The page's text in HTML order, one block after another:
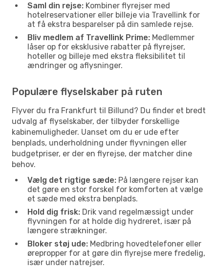
Saml din rejse: Kombiner flyrejser med
hotelreservationer eller billeje via Travellink for
at få ekstra besparelser på din samlede rejse.
Bliv medlem af Travellink Prime: Medlemmer
låser op for eksklusive rabatter på flyrejser,
hoteller og billeje med ekstra fleksibilitet til
ændringer og aflysninger.
Populære flyselskaber på ruten
Flyver du fra Frankfurt til Billund? Du finder et bredt
udvalg af flyselskaber, der tilbyder forskellige
kabinemuligheder. Uanset om du er ude efter
benplads, underholdning under flyvningen eller
budgetpriser, er der en flyrejse, der matcher dine
behov.
Vælg det rigtige sæde: På længere rejser kan
det gøre en stor forskel for komforten at vælge
et sæde med ekstra benplads.
Hold dig frisk: Drik vand regelmæssigt under
flyvningen for at holde dig hydreret, især på
længere strækninger.
Bloker støj ude: Medbring hovedtelefoner eller
ørepropper for at gøre din flyrejse mere fredelig,
især under natrejser.